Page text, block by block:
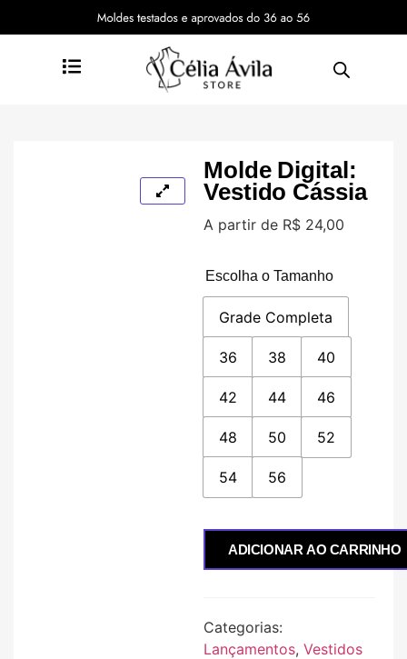
Molde Digital:
Vestido Cássia
A partir de R$ 24,00
Escolha o Tamanho
Grade Completa
36 38 40
42 44 46
48 50 52
54 56
ADICIONAR AO CARRINHO
Categorias:
Lançamentos, Vestidos